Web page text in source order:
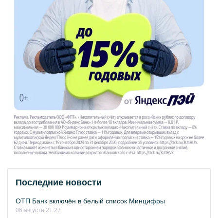
Последние новости
ОТП Банк включён в белый список Минцифры
06 августа 21:27